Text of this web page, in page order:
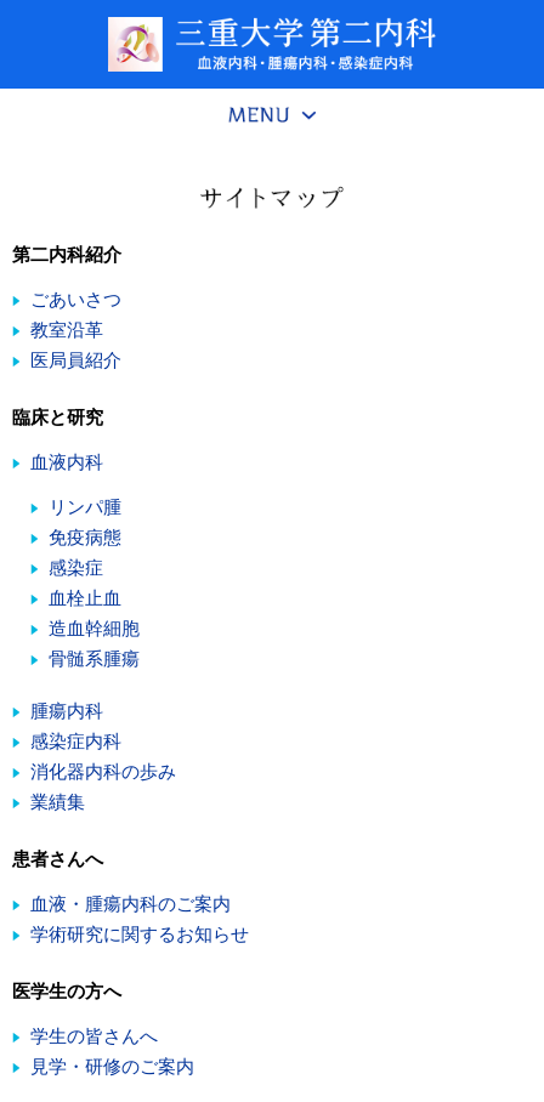
第二内科紹介
ごあいさつ
教室沿革
医局員紹介
臨床と研究
血液内科
リンパ腫
免疫病態
感染症
血栓止血
造血幹細胞
骨髄系腫瘍
腫瘍内科
感染症内科
消化器内科の歩み
業績集
患者さんへ
血液・腫瘍内科のご案内
学術研究に関するお知らせ
医学生の方へ
学生の皆さんへ
見学・研修のご案内